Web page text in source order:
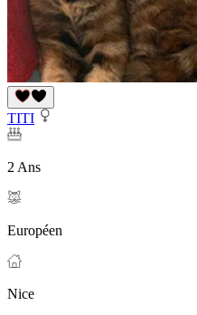
TITI
2 Ans
Européen
Nice